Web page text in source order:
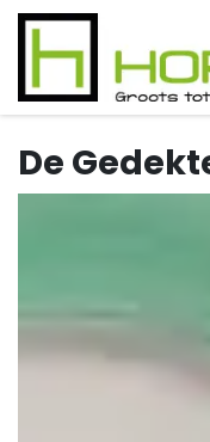
Overslaan naar inhoud
De